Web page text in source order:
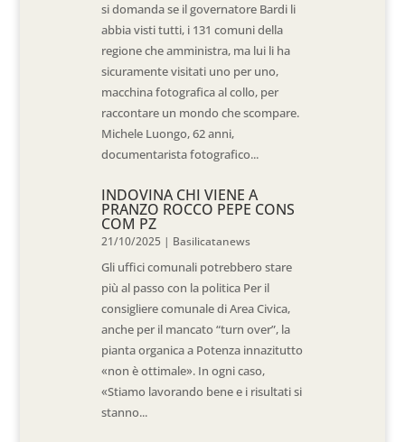
si domanda se il governatore Bardi li
abbia visti tutti, i 131 comuni della
regione che amministra, ma lui li ha
sicuramente visitati uno per uno,
macchina fotografica al collo, per
raccontare un mondo che scompare.
Michele Luongo, 62 anni,
documentarista fotografico...
INDOVINA CHI VIENE A
PRANZO ROCCO PEPE CONS
COM PZ
21/10/2025 | Basilicatanews
Gli uffici comunali potrebbero stare
più al passo con la politica Per il
consigliere comunale di Area Civica,
anche per il mancato “turn over”, la
pianta organica a Potenza innazitutto
«non è ottimale». In ogni caso,
«Stiamo lavorando bene e i risultati si
stanno...